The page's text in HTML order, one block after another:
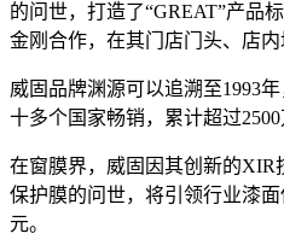
的问世，打造了“GREAT”产品
金刚合作，在其门店门头、店内
威固品牌渊源可以追溯至1993
十多个国家畅销，累计超过
在窗膜界，威固因其创新的XIR
保护膜的问世，将引领行业漆
元。